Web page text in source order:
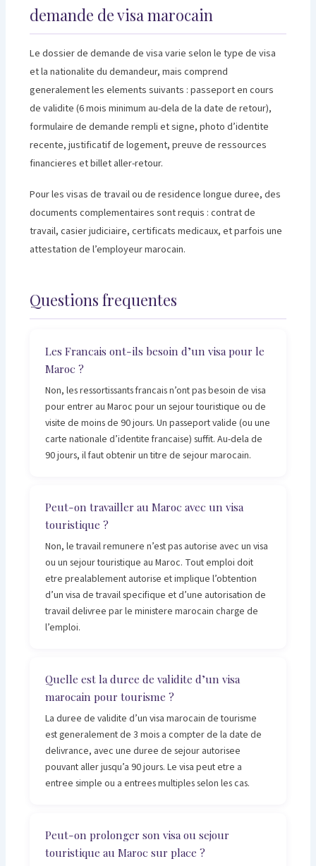
demande de visa marocain
Le dossier de demande de visa varie selon le type de visa
et la nationalite du demandeur, mais comprend
generalement les elements suivants : passeport en cours
de validite (6 mois minimum au-dela de la date de retour),
formulaire de demande rempli et signe, photo d’identite
recente, justificatif de logement, preuve de ressources
financieres et billet aller-retour.
Pour les visas de travail ou de residence longue duree, des
documents complementaires sont requis : contrat de
travail, casier judiciaire, certificats medicaux, et parfois une
attestation de l’employeur marocain.
Questions frequentes
Les Francais ont-ils besoin d’un visa pour le
Maroc ?
Non, les ressortissants francais n’ont pas besoin de visa
pour entrer au Maroc pour un sejour touristique ou de
visite de moins de 90 jours. Un passeport valide (ou une
carte nationale d’identite francaise) suffit. Au-dela de
90 jours, il faut obtenir un titre de sejour marocain.
Peut-on travailler au Maroc avec un visa
touristique ?
Non, le travail remunere n’est pas autorise avec un visa
ou un sejour touristique au Maroc. Tout emploi doit
etre prealablement autorise et implique l’obtention
d’un visa de travail specifique et d’une autorisation de
travail delivree par le ministere marocain charge de
l’emploi.
Quelle est la duree de validite d’un visa
marocain pour tourisme ?
La duree de validite d’un visa marocain de tourisme
est generalement de 3 mois a compter de la date de
delivrance, avec une duree de sejour autorisee
pouvant aller jusqu’a 90 jours. Le visa peut etre a
entree simple ou a entrees multiples selon les cas.
Peut-on prolonger son visa ou sejour
touristique au Maroc sur place ?